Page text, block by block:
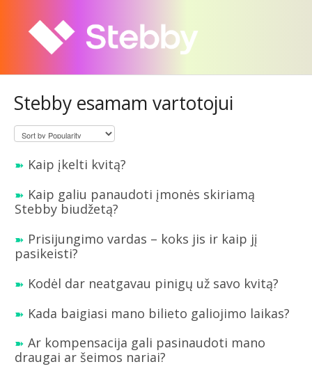
Stebby esamam vartotojui
Kaip įkelti kvitą?
Kaip galiu panaudoti įmonės skiriamą
Stebby biudžetą?
Prisijungimo vardas – koks jis ir kaip jį
pasikeisti?
Kodėl dar neatgavau pinigų už savo kvitą?
Kada baigiasi mano bilieto galiojimo laikas?
Ar kompensacija gali pasinaudoti mano
draugai ar šeimos nariai?